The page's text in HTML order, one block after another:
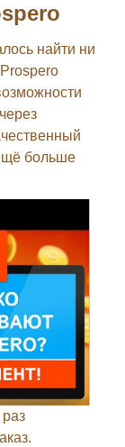
найти ни
больше